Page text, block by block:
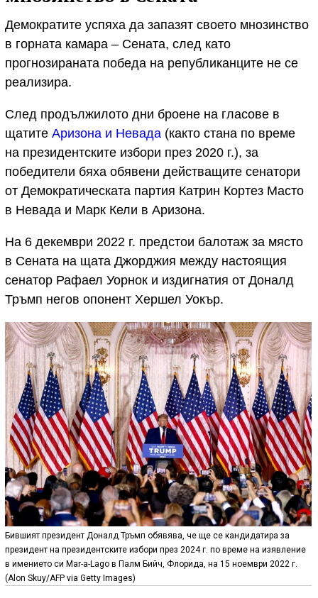
Демократите успяха да запазят своето мнозинство
в горната камара – Сената, след като
прогнозираната победа на републиканците не се
реализира.
След продължилото дни броене на гласове в
щатите Аризона и Невада (както стана по време
на президентските избори през 2020 г.), за
победители бяха обявени действащите сенатори
от Демократическата партия Катрин Кортез Масто
в Невада и Марк Кели в Аризона.
На 6 декември 2022 г. предстои балотаж за място
в Сената на щата Джорджия между настоящия
сенатор Рафаел Уорнок и издигнатия от Доналд
Тръмп негов опонент Хершел Уокър.
Бившият президент Доналд Тръмп обявява, че ще се кандидатира за
президент на президентските избори през 2024 г. по време на изявление
в имението си Mar-a-Lago в Палм Бийч, Флорида, на 15 ноември 2022 г.
(Alon Skuy/AFP via Getty Images)